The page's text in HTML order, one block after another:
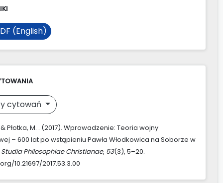
(English)
cytowań
Płotka, M. . (2017). Wprowadzenie: Teoria wojny
– 600 lat po wstąpieniu Pawła Włodkowica na Soborze w
Studia Philosophiae Christianae, 53(3), 5–20.
10.21697/2017.53.3.00